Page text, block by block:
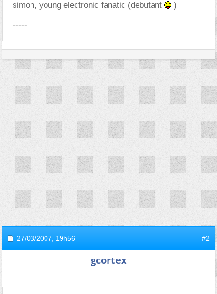
simon, young electronic fanatic (debutant )
-----
27/03/2007, 19h56 #2
gcortex